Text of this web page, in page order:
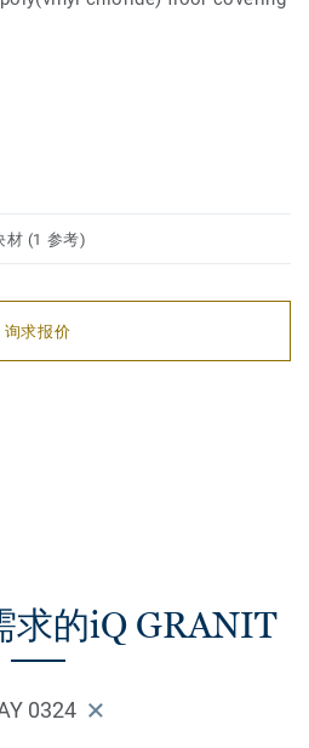
材 (1 参考)
询求报价
求的iQ GRANIT
0324